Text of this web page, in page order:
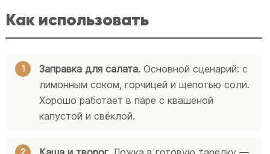
Как использовать
Заправка для салата. Основной сценарий: с
лимонным соком, горчицей и щепотью соли.
Хорошо работает в паре с квашеной
капустой и свёклой.